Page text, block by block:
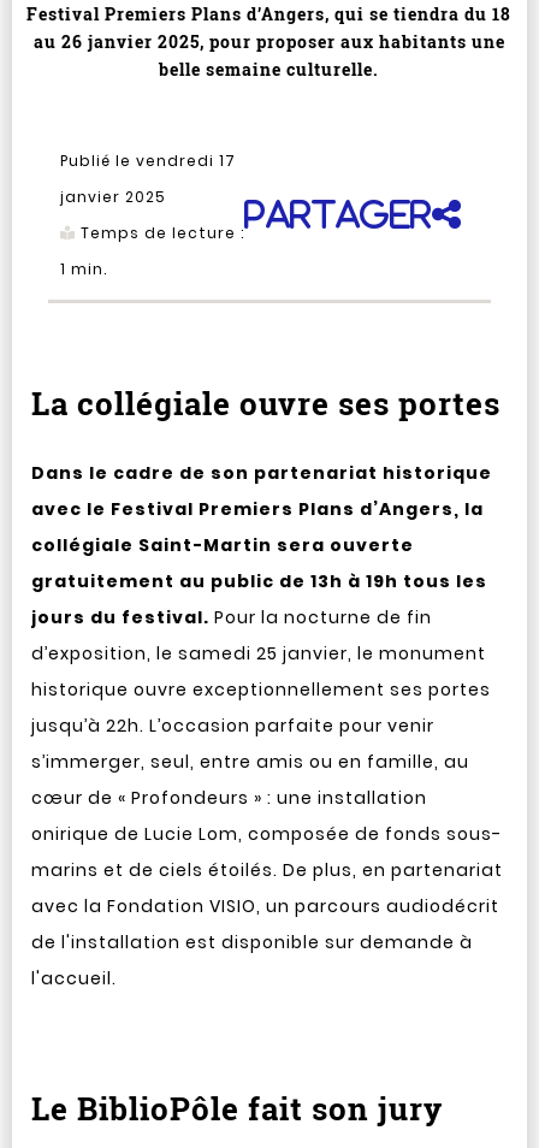
Festival Premiers Plans d’Angers, qui se tiendra du 18
au 26 janvier 2025, pour proposer aux habitants une
belle semaine culturelle.
Publié le vendredi 17
janvier 2025
Temps de lecture :
1 min.
Partager
La collégiale ouvre ses portes
Dans le cadre de son partenariat historique
avec le Festival Premiers Plans d’Angers, la
collégiale Saint-Martin sera ouverte
gratuitement au public de 13h à 19h tous les
jours du festival. Pour la nocturne de fin
d’exposition, le samedi 25 janvier, le monument
historique ouvre exceptionnellement ses portes
jusqu’à 22h. L’occasion parfaite pour venir
s’immerger, seul, entre amis ou en famille, au
cœur de « Profondeurs » : une installation
onirique de Lucie Lom, composée de fonds sous-
marins et de ciels étoilés. De plus, en partenariat
avec la Fondation VISIO, un parcours audiodécrit
de l'installation est disponible sur demande à
l'accueil.
Le BiblioPôle fait son jury